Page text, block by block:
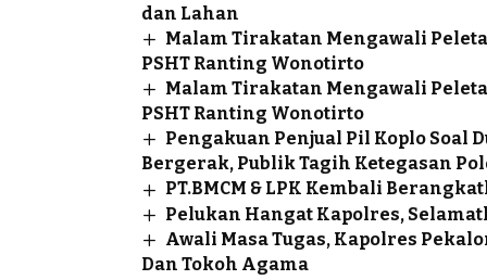
dan Lahan
Malam Tirakatan Mengawali
PSHT Ranting Wonotirto
Malam Tirakatan Mengawali
PSHT Ranting Wonotirto
Pengakuan Penjual Pil Koplo Soal
Bergerak, Publik Tagih Ketegasan
PT.BMCM & LPK Kembali
Pelukan Hangat Kapolres,
Awali Masa Tugas, Kapolres
Dan Tokoh Agama